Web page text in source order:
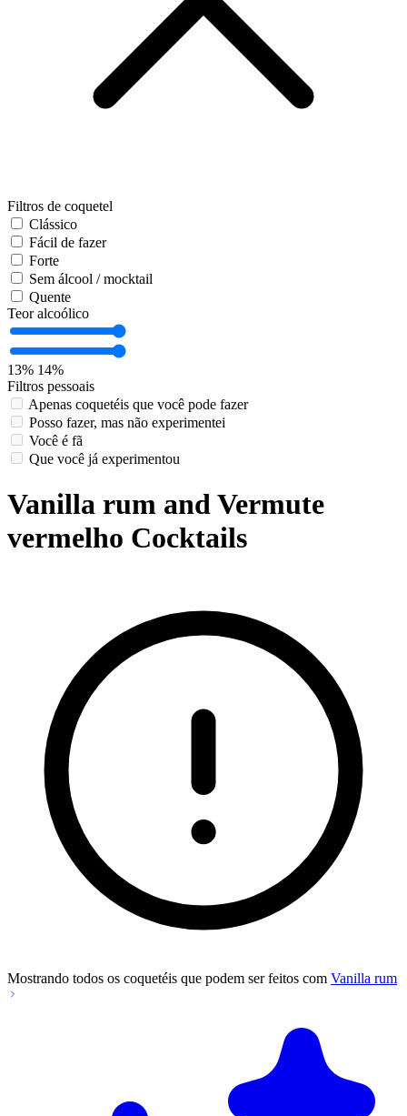
Filtros de coquetel
Clássico
Fácil de fazer
Forte
Sem álcool / mocktail
Quente
Teor alcoólico
13% 14%
Filtros pessoais
Apenas coquetéis que você pode fazer
Posso fazer, mas não experimentei
Você é fã
Que você já experimentou
Vanilla rum and Vermute
vermelho Cocktails
Mostrando todos os coquetéis que podem ser feitos com Vanilla rum